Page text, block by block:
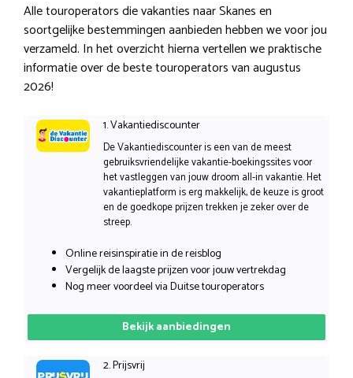
Alle touroperators die vakanties naar Skanes en
soortgelijke bestemmingen aanbieden hebben we voor jou
verzameld. In het overzicht hierna vertellen we praktische
informatie over de beste touroperators van augustus
2026!
1. Vakantiediscounter
De Vakantiediscounter is een van de meest
gebruiksvriendelijke vakantie-boekingssites voor
het vastleggen van jouw droom all-in vakantie. Het
vakantieplatform is erg makkelijk, de keuze is groot
en de goedkope prijzen trekken je zeker over de
streep.
Online reisinspiratie in de reisblog
Vergelijk de laagste prijzen voor jouw vertrekdag
Nog meer voordeel via Duitse touroperators
Bekijk aanbiedingen
2. Prijsvrij